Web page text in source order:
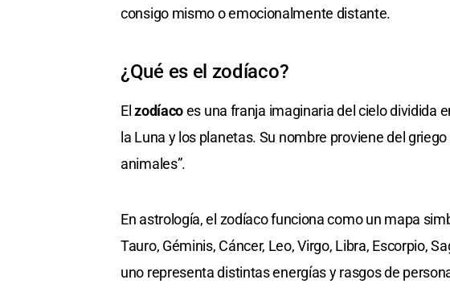
consigo mismo o emocionalmente distante.
¿Qué es el zodíaco?
Elzodíacoes una franja imaginaria del cielo dividida
la Luna y los planetas. Su nombre proviene del griego
animales”.
En astrología, el zodíaco funciona como un mapa
Tauro, Géminis, Cáncer, Leo, Virgo, Libra, Escorpio,
uno representa distintas energías y rasgos de